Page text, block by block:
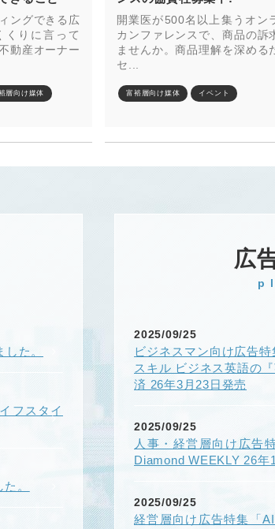
ングできる広
くりに言って
動産オーナー
層向け媒体
開業医が500名以上集うオン
カンファレンスで、商品の訴
ませんか。商品理解を深める
セ...
富裕層向け媒体 イベント
た。
フスタイ
。
広
2025/09/25
ビジネスマン向け広告
スキル ビジネス英語の
済 26年3月23日発売
2025/09/25
人事・経営層向け広告
Diamond WEEKLY 26年
2025/09/25
経営層向け広告特集「